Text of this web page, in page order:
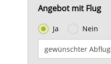
Angebot mit Flug
Ja Nein